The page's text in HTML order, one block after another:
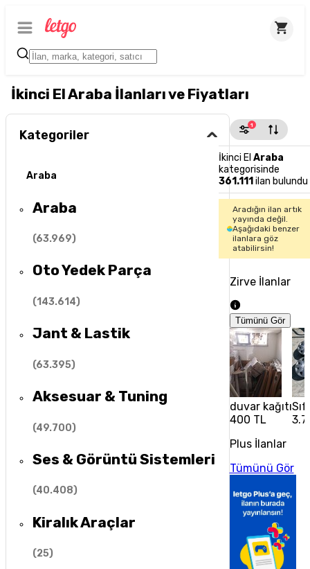
İkinci El Araba İlanları ve Fiyatları
Kategoriler
Araba
Araba
(63.969)
Oto Yedek Parça
(143.614)
Jant & Lastik
(63.395)
Aksesuar & Tuning
(49.700)
Ses & Görüntü Sistemleri
(40.408)
Kiralık Araçlar
(25)
1
İkinci El Araba
kategorisinde
361.111 ilan bulundu
Aradığın ilan artık
yayında değil.
Aşağıdaki benzer
ilanlara göz
atabilirsin!
Zirve İlanlar
Tümünü Gör
duvar kağıtı
400 TL
Plus İlanlar
Tümünü Gör